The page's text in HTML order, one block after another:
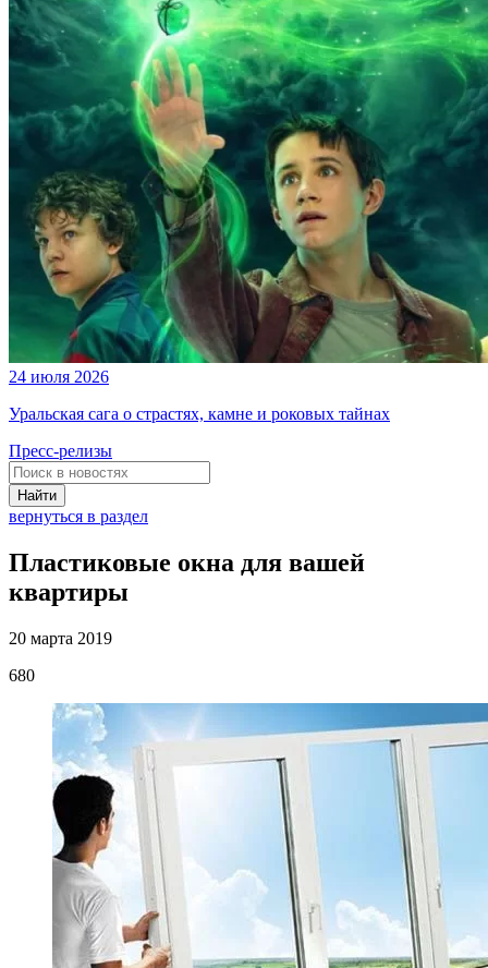
24 июля 2026
Уральская сага о страстях, камне и роковых тайнах
Пресс-релизы
Найти
вернуться в раздел
Пластиковые окна для вашей
квартиры
20 марта 2019
680